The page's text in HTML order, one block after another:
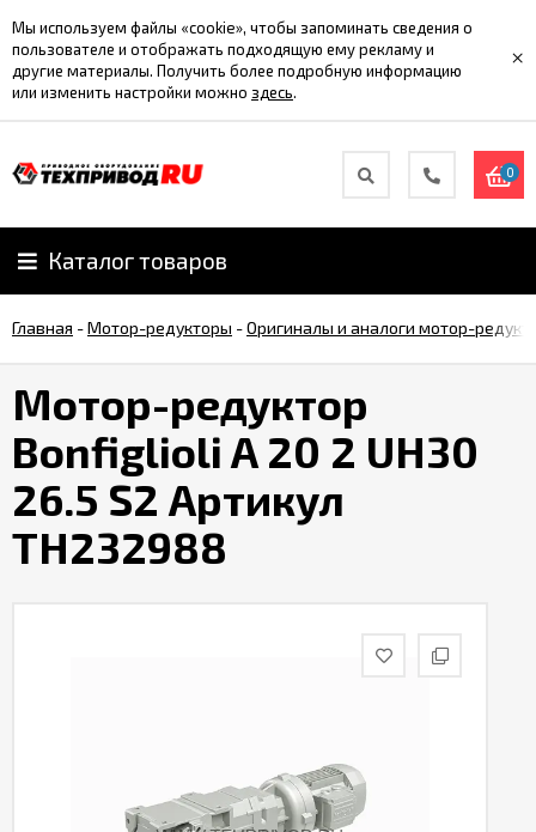
Мы используем файлы «cookie», чтобы запоминать сведения о
пользователе и отображать подходящую ему рекламу и
другие материалы. Получить более подробную информацию
или изменить настройки можно здесь.
×
0
Каталог товаров
Главная -Мотор-редукторы -Оригиналы и аналоги мотор-
Мотор-редуктор
Bonfiglioli A 20 2 UH30
26.5 S2 Артикул
TH232988